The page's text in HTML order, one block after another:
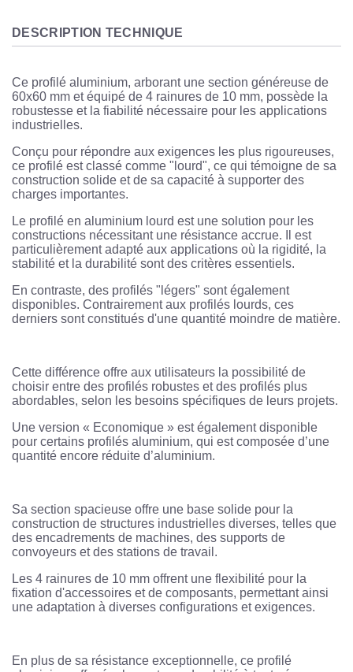
DESCRIPTION TECHNIQUE
Ce profilé aluminium, arborant une section généreuse de
60x60 mm et équipé de 4 rainures de 10 mm, possède la
robustesse et la fiabilité nécessaire pour les applications
industrielles.
Conçu pour répondre aux exigences les plus rigoureuses,
ce profilé est classé comme "lourd", ce qui témoigne de sa
construction solide et de sa capacité à supporter des
charges importantes.
Le profilé en aluminium lourd est une solution pour les
constructions nécessitant une résistance accrue. Il est
particulièrement adapté aux applications où la rigidité, la
stabilité et la durabilité sont des critères essentiels.
En contraste, des profilés "légers" sont également
disponibles. Contrairement aux profilés lourds, ces
derniers sont constitués d'une quantité moindre de matière.
Cette différence offre aux utilisateurs la possibilité de
choisir entre des profilés robustes et des profilés plus
abordables, selon les besoins spécifiques de leurs projets.
Une version « Economique » est également disponible
pour certains profilés aluminium, qui est composée d’une
quantité encore réduite d’aluminium.
Sa section spacieuse offre une base solide pour la
construction de structures industrielles diverses, telles que
des encadrements de machines, des supports de
convoyeurs et des stations de travail.
Les 4 rainures de 10 mm offrent une flexibilité pour la
fixation d'accessoires et de composants, permettant ainsi
une adaptation à diverses configurations et exigences.
En plus de sa résistance exceptionnelle, ce profilé